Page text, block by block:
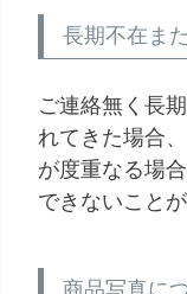
長期不在ま
ご連絡無く長
れてきた場合
が度重なる場
できないこと